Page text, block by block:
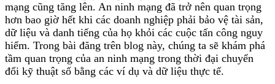
mạng cũng tăng lên. An ninh mạng đã trở nên quan trọng
hơn bao giờ hết khi các doanh nghiệp phải bảo vệ tài sản,
dữ liệu và danh tiếng của họ khỏi các cuộc tấn công nguy
hiểm. Trong bài đăng trên blog này, chúng ta sẽ khám phá
tầm quan trọng của an ninh mạng trong thời đại chuyển
đổi kỹ thuật số bằng các ví dụ và dữ liệu thực tế.